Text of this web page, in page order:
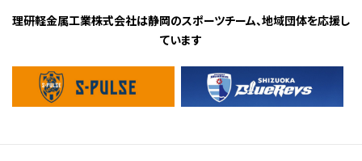
理研軽金属工業株式会社は静岡のスポーツチーム、地域団体を応援し
ています